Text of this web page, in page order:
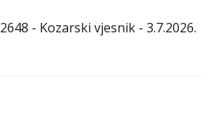
2648 - Kozarski vjesnik - 3.7.2026.